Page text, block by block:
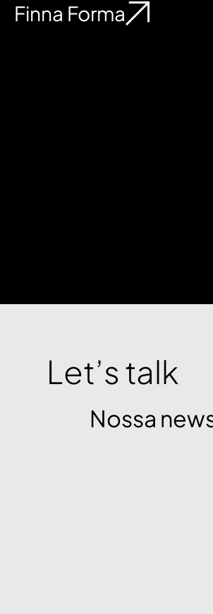
Finna Forma
Let’s talk
Nossa